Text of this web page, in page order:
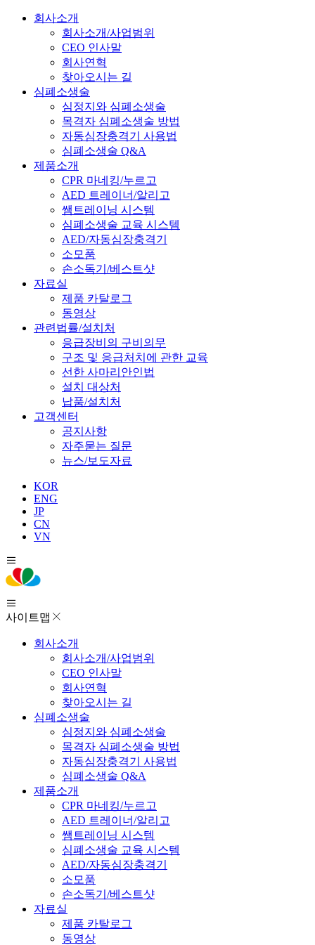
회사소개
회사소개/사업범위
CEO 인사말
회사연혁
찾아오시는 길
심폐소생술
심정지와 심폐소생술
목격자 심폐소생술 방법
자동심장충격기 사용법
심폐소생술 Q&A
제품소개
CPR 마네킹/누르고
AED 트레이너/알리고
쌤트레이닝 시스템
심폐소생술 교육 시스템
AED/자동심장충격기
소모품
손소독기/베스트샷
자료실
제품 카탈로그
동영상
관련법률/설치처
응급장비의 구비의무
구조 및 응급처치에 관한 교육
선한 사마리안인법
설치 대상처
납품/설치처
고객센터
공지사항
자주묻는 질문
뉴스/보도자료
KOR
ENG
JP
CN
VN
사이트맵
회사소개
회사소개/사업범위
CEO 인사말
회사연혁
찾아오시는 길
심폐소생술
심정지와 심폐소생술
목격자 심폐소생술 방법
자동심장충격기 사용법
심폐소생술 Q&A
제품소개
CPR 마네킹/누르고
AED 트레이너/알리고
쌤트레이닝 시스템
심폐소생술 교육 시스템
AED/자동심장충격기
소모품
손소독기/베스트샷
자료실
제품 카탈로그
동영상